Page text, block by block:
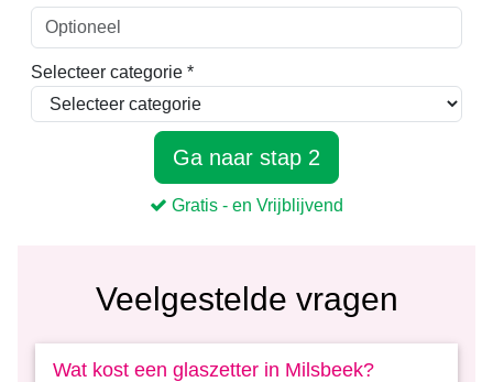
Veelgestelde vragen
Wat kost een glaszetter in Milsbeek?